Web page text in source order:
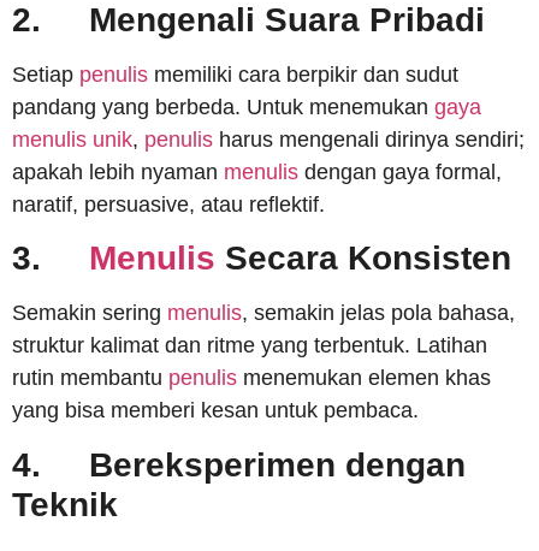
2. Mengenali Suara Pribadi
Setiap penulis memiliki cara berpikir dan sudut
pandang yang berbeda. Untuk menemukan gaya
menulis unik, penulis harus mengenali dirinya sendiri;
apakah lebih nyaman menulis dengan gaya formal,
naratif, persuasive, atau reflektif.
3. Menulis Secara Konsisten
Semakin sering menulis, semakin jelas pola bahasa,
struktur kalimat dan ritme yang terbentuk. Latihan
rutin membantu penulis menemukan elemen khas
yang bisa memberi kesan untuk pembaca.
4. Bereksperimen dengan
Teknik